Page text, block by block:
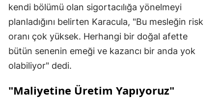
kendi bölümü olan sigortacılığa yönelmeyi
planladığını belirten Karacula, "Bu mesleğin risk
oranı çok yüksek. Herhangi bir doğal afette
bütün senenin emeği ve kazancı bir anda yok
olabiliyor" dedi.
"Maliyetine Üretim Yapıyoruz"